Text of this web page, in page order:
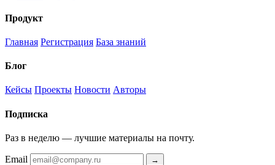
Продукт
Главная Регистрация База знаний
Блог
Кейсы Проекты Новости Авторы
Подписка
Раз в неделю — лучшие материалы на почту.
Email →